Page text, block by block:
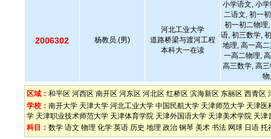
2006302 杨教员.(男)
河北工业大学
道路桥梁与渡河工程
本科大一在读
小学语文, 小
二语文, 初一
初一初二物理
语, 初三数学,
地理, 高一高
一高二物理,
高三数学, 高
区域： 和平区 河西区 南开区 河东区 河北区 红桥区 滨海新区 东丽区 西青区
学校： 南开大学 天津大学 河北工业大学 中国民航大学 天津师范大学 天津医
学 天津职业技术师范大学 天津体育学院 天津外国语大学 天津美术学院 天津
科目： 数学 语文 物理 化学 英语 历史 地理 政治 钢琴 美术 书法 网球 日语 托